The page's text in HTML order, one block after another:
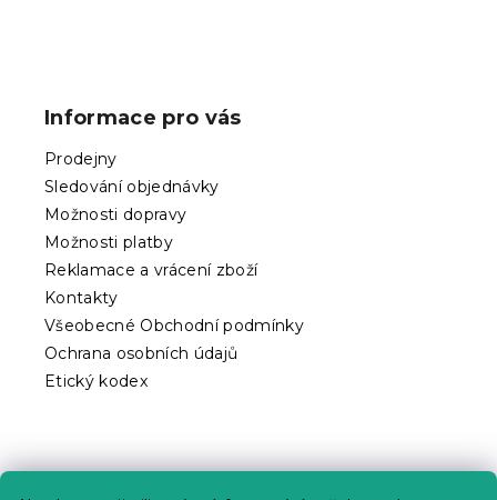
Informace pro vás
Prodejny
Sledování objednávky
Možnosti dopravy
Možnosti platby
Reklamace a vrácení zboží
Kontakty
Všeobecné Obchodní podmínky
Ochrana osobních údajů
Etický kodex